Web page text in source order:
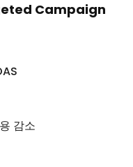
Campaign
감소